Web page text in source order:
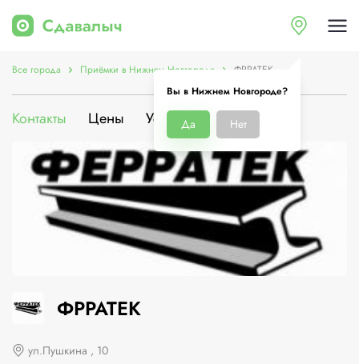
Вы в Нижнем Новгороде?
Да Нет
Все города Приёмки в Нижнем Новгороде ФРРАТЕК
Контакты Цены Услуги О компании
ФРРАТЕК
ул.Пушкина , 10